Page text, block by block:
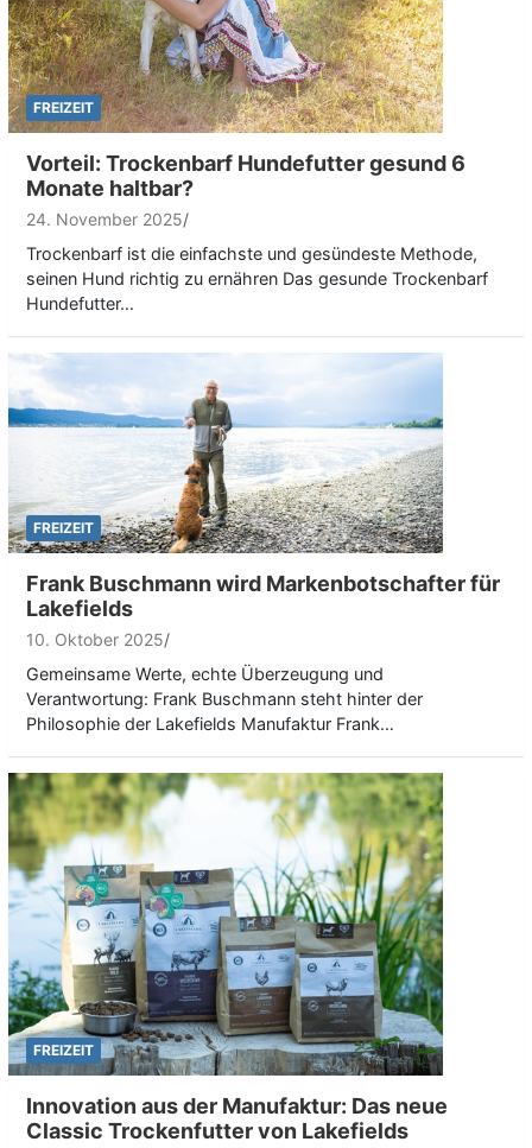
FREIZEIT
Vorteil: Trockenbarf Hundefutter gesund 6
Monate haltbar?
24. November 2025
Trockenbarf ist die einfachste und gesündeste Methode,
seinen Hund richtig zu ernähren Das gesunde Trockenbarf
Hundefutter…
FREIZEIT
Frank Buschmann wird Markenbotschafter für
Lakefields
10. Oktober 2025
Gemeinsame Werte, echte Überzeugung und
Verantwortung: Frank Buschmann steht hinter der
Philosophie der Lakefields Manufaktur Frank…
FREIZEIT
Innovation aus der Manufaktur: Das neue
Classic Trockenfutter von Lakefields